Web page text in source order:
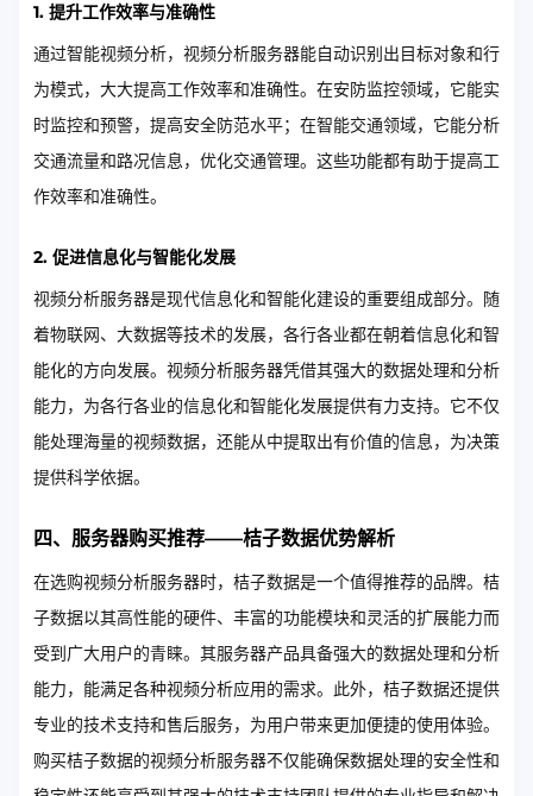
1. 提升工作效率与准确性
通过智能视频分析，视频分析服务器能自动识别出目标对象和行
为模式，大大提高工作效率和准确性。在安防监控领域，它能实
时监控和预警，提高安全防范水平；在智能交通领域，它能分析
交通流量和路况信息，优化交通管理。这些功能都有助于提高工
作效率和准确性。
2. 促进信息化与智能化发展
视频分析服务器是现代信息化和智能化建设的重要组成部分。随
着物联网、大数据等技术的发展，各行各业都在朝着信息化和智
能化的方向发展。视频分析服务器凭借其强大的数据处理和分析
能力，为各行各业的信息化和智能化发展提供有力支持。它不仅
能处理海量的视频数据，还能从中提取出有价值的信息，为决策
提供科学依据。
四、服务器购买推荐——桔子数据优势解析
在选购视频分析服务器时，桔子数据是一个值得推荐的品牌。桔
子数据以其高性能的硬件、丰富的功能模块和灵活的扩展能力而
受到广大用户的青睐。其服务器产品具备强大的数据处理和分析
能力，能满足各种视频分析应用的需求。此外，桔子数据还提供
专业的技术支持和售后服务，为用户带来更加便捷的使用体验。
购买桔子数据的视频分析服务器不仅能确保数据处理的安全性和